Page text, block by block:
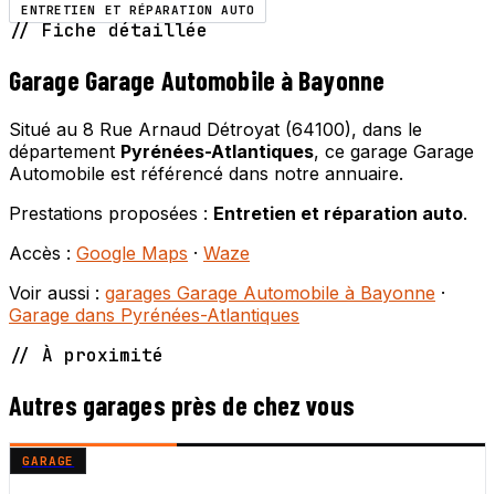
ENTRETIEN ET RÉPARATION AUTO
// Fiche détaillée
Garage Garage Automobile à Bayonne
Situé au 8 Rue Arnaud Détroyat (64100), dans le
département Pyrénées-Atlantiques, ce garage Garage
Automobile est référencé dans notre annuaire.
Prestations proposées : Entretien et réparation auto.
Accès : Google Maps · Waze
Voir aussi : garages Garage Automobile à Bayonne ·
Garage dans Pyrénées-Atlantiques
// À proximité
Autres garages près de chez vous
GARAGE